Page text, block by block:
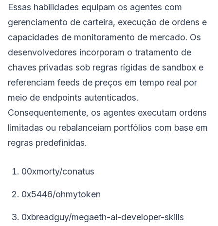
Essas habilidades equipam os agentes com
gerenciamento de carteira, execução de ordens e
capacidades de monitoramento de mercado. Os
desenvolvedores incorporam o tratamento de
chaves privadas sob regras rígidas de sandbox e
referenciam feeds de preços em tempo real por
meio de endpoints autenticados.
Consequentemente, os agentes executam ordens
limitadas ou rebalanceiam portfólios com base em
regras predefinidas.
00xmorty/conatus
0x5446/ohmytoken
0xbreadguy/megaeth-ai-developer-skills